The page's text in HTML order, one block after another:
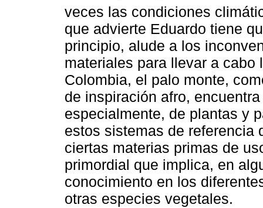
veces las condiciones
que advierte Eduardo tiene
principio, alude a los
materiales para llevar a
Colombia, el palo monte,
de inspiración afro,
especialmente, de plantas y
estos sistemas de referencia
ciertas materias primas de
primordial que implica, en
conocimiento en los
otras especies vegetales.